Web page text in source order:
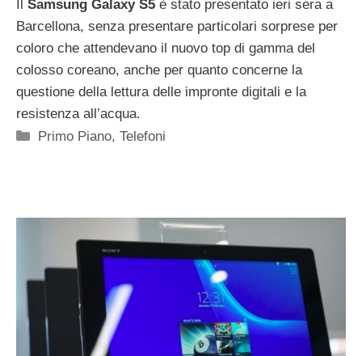
Samsung Galaxy S5 è stato presentato ieri sera a
Barcellona, senza presentare particolari sorprese per
coloro che attendevano il nuovo top di gamma del
colosso coreano, anche per quanto concerne la
questione della lettura delle impronte digitali e la
resistenza all’acqua.
Categorie
Primo Piano,Telefoni